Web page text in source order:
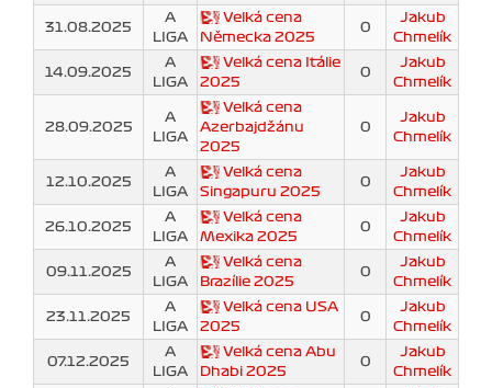
31.08.2025
A
LIGA
Velká cena
Německa 2025
0
Jakub
Chmelík
14.09.2025
A
LIGA
Velká cena Itálie
2025
0
Jakub
Chmelík
28.09.2025
A
LIGA
Velká cena
Azerbajdžánu
2025
0
Jakub
Chmelík
12.10.2025
A
LIGA
Velká cena
Singapuru 2025
0
Jakub
Chmelík
26.10.2025
A
LIGA
Velká cena
Mexika 2025
0
Jakub
Chmelík
09.11.2025
A
LIGA
Velká cena
Brazílie 2025
0
Jakub
Chmelík
23.11.2025
A
LIGA
Velká cena USA
2025
0
Jakub
Chmelík
07.12.2025
A
LIGA
Velká cena Abu
Dhabi 2025
0
Jakub
Chmelík